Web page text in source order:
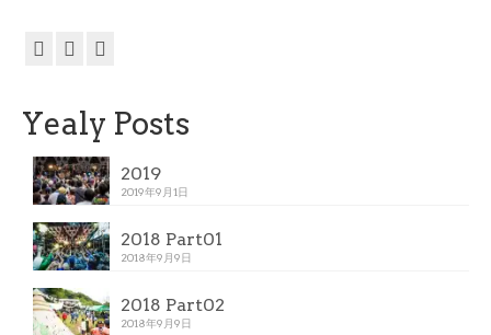
Yealy Posts
2019
2019年9月1日
2018 Part01
2018年9月9日
2018 Part02
2018年9月9日